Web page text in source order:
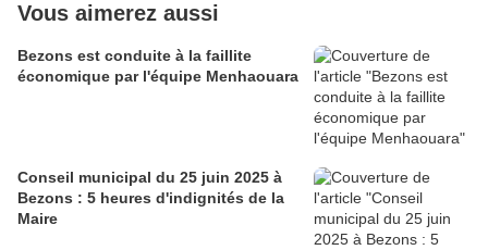
Vous aimerez aussi
Bezons est conduite à la faillite
économique par l'équipe Menhaouara
Conseil municipal du 25 juin 2025 à
Bezons : 5 heures d'indignités de la
Maire